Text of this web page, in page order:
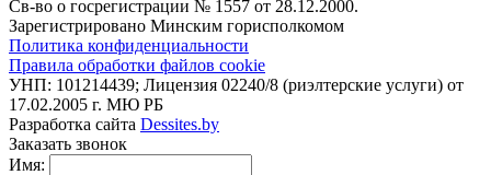
Св-во о госрегистрации № 1557 от 28.12.2000.
Зарегистрировано Минским горисполкомом
Политика конфиденциальности
Правила обработки файлов cookie
УНП: 101214439; Лицензия 02240/8 (риэлтерские услуги) от
17.02.2005 г. МЮ РБ
Разработка сайта Dessites.by
Заказать звонок
Имя: